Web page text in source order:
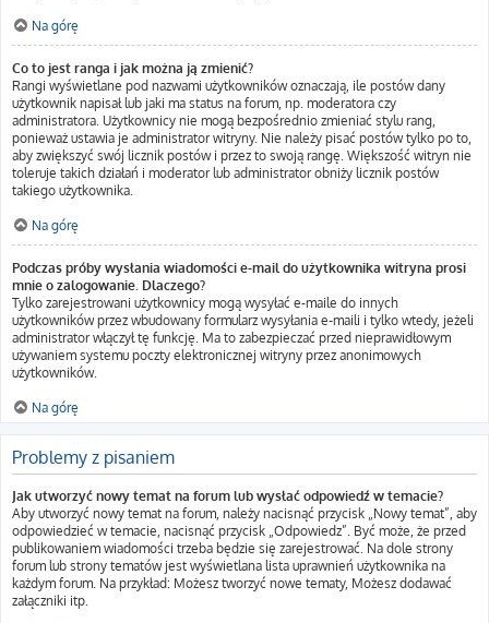
Na górę
Co to jest ranga i jak można ją zmienić?
Rangi wyświetlane pod nazwami użytkowników oznaczają, ile postów dany
użytkownik napisał lub jaki ma status na forum, np. moderatora czy
administratora. Użytkownicy nie mogą bezpośrednio zmieniać stylu rang,
ponieważ ustawia je administrator witryny. Nie należy pisać postów tylko po to,
aby zwiększyć swój licznik postów i przez to swoją rangę. Większość witryn nie
toleruje takich działań i moderator lub administrator obniży licznik postów
takiego użytkownika.
Na górę
Podczas próby wysłania wiadomości e-mail do użytkownika witryna prosi
mnie o zalogowanie. Dlaczego?
Tylko zarejestrowani użytkownicy mogą wysyłać e-maile do innych
użytkowników przez wbudowany formularz wysyłania e-maili i tylko wtedy, jeżeli
administrator włączył tę funkcję. Ma to zabezpieczać przed nieprawidłowym
używaniem systemu poczty elektronicznej witryny przez anonimowych
użytkowników.
Na górę
Problemy z pisaniem
Jak utworzyć nowy temat na forum lub wysłać odpowiedź w temacie?
Aby utworzyć nowy temat na forum, należy nacisnąć przycisk „Nowy temat”, aby
odpowiedzieć w temacie, nacisnąć przycisk „Odpowiedz”. Być może, że przed
publikowaniem wiadomości trzeba będzie się zarejestrować. Na dole strony
forum lub strony tematów jest wyświetlana lista uprawnień użytkownika na
każdym forum. Na przykład: Możesz tworzyć nowe tematy, Możesz dodawać
załączniki itp.